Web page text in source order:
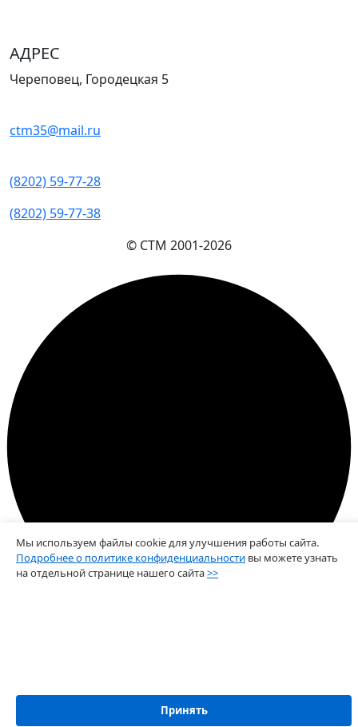
АДРЕС
Череповец, Городецкая 5
ctm35@mail.ru
(8202) 59-77-28
(8202) 59-77-38
© СТМ 2001-2026
Мы используем файлы cookie для улучшения работы сайта.
Подробнее о политике конфиденциальности вы можете узнать
на отдельной странице нашего сайта>>
Принять